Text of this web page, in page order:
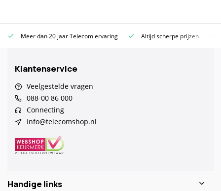
Meer dan 20 jaar Telecom ervaring Altijd scherpe prijzen
Klantenservice
Veelgestelde vragen
088-00 86 000
Connecting
Info@telecomshop.nl
Handige links